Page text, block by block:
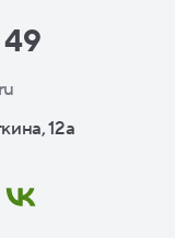
12а